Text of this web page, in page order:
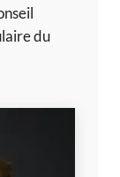
du